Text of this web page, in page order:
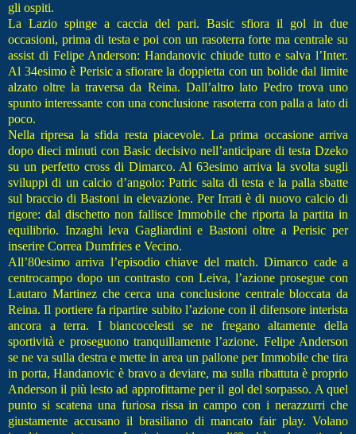
gli ospiti.
La Lazio spinge a caccia del pari. Basic sfiora il gol in due
occasioni, prima di testa e poi con un rasoterra forte ma centrale su
assist di Felipe Anderson: Handanovic chiude tutto e salva l’Inter.
Al 34esimo è Perisic a sfiorare la doppietta con un bolide dal limite
alzato oltre la traversa da Reina. Dall’altro lato Pedro trova uno
spunto interessante con una conclusione rasoterra con palla a lato di
poco.
Nella ripresa la sfida resta piacevole. La prima occasione arriva
dopo dieci minuti con Basic decisivo nell’anticipare di testa Dzeko
su un perfetto cross di Dimarco. Al 63esimo arriva la svolta sugli
sviluppi di un calcio d’angolo: Patric salta di testa e la palla sbatte
sul braccio di Bastoni in elevazione. Per Irrati è di nuovo calcio di
rigore: dal dischetto non fallisce Immobile che riporta la partita in
equilibrio. Inzaghi leva Gagliardini e Bastoni oltre a Perisic per
inserire Correa Dumfries e Vecino.
All’80esimo arriva l’episodio chiave del match. Dimarco cade a
centrocampo dopo un contrasto con Leiva, l’azione prosegue con
Lautaro Martinez che cerca una conclusione centrale bloccata da
Reina. Il portiere fa ripartire subito l’azione con il difensore interista
ancora a terra. I biancocelesti se ne fregano altamente della
sportività e proseguono tranquillamente l’azione. Felipe Anderson
se ne va sulla destra e mette in area un pallone per Immobile che tira
in porta, Handanovic è bravo a deviare, ma sulla ribattuta è proprio
Anderson il più lesto ad approfittarne per il gol del sorpasso. A quel
punto si scatena una furiosa rissa in campo con i nerazzurri che
giustamente accusano il brasiliano di mancato fair play. Volano